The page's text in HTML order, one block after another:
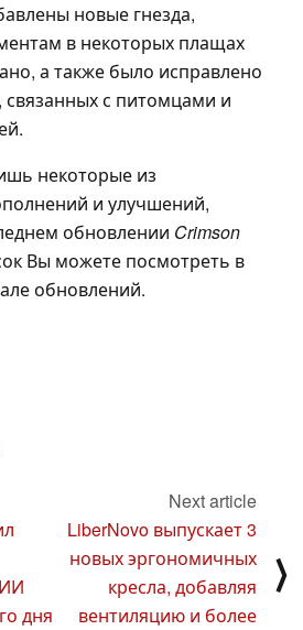
новые гнезда,
в некоторых плащах
а также было исправлено
с питомцами и
некоторые из
и улучшений,
обновлении Crimson
Вы можете посмотреть в
обновлений.
дня
Next article
LiberNovo выпускает 3
новых эргономичных
кресла, добавляя
вентиляцию и более
⟩